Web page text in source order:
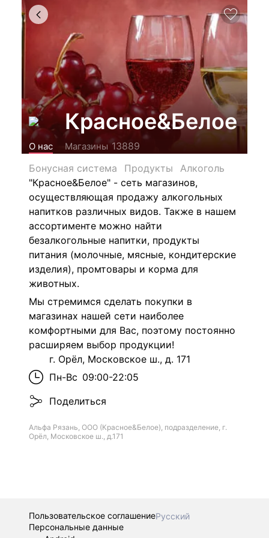
Красное&Белое
О нас Магазины 13889
Бонусная система
Продукты
Алкоголь
"Красное&Белое" - сеть магазинов,
осуществляющая продажу алкогольных
напитков различных видов. Также в нашем
ассортименте можно найти
безалкогольные напитки, продукты
питания (молочные, мясные, кондитерские
изделия), промтовары и корма для
животных.
Мы стремимся сделать покупки в
магазинах нашей сети наиболее
комфортными для Вас, поэтому постоянно
расширяем выбор продукции!
г. Орёл, Московское ш., д. 171
Пн-Вс 09:00-22:05
Поделиться
Альфа Рязань, ООО (Красное&Белое), подразделение, г.
Орёл, Московское ш., д.171
Пользовательское соглашениеРусский
Персональные данные